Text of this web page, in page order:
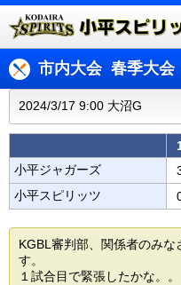
市内大会 春季大会
2024/3/17 9:00 大沼G
小平ジャガーズ
小平スピリッツ
KGBL審判部、関係者のみな
す。
１試合目で緊張したかな。。